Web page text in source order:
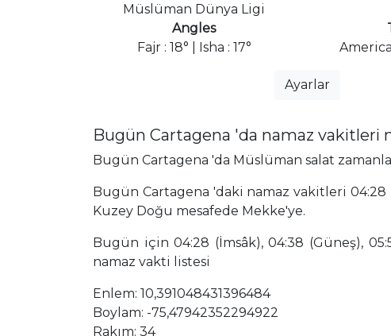
Müslüman Dünya Ligi
Angles
Fajr : 18° | Isha : 17°
Ayarlar
Bugün Cartagena 'da namaz vakitleri
Bugün Cartagena 'da Müslüman salat
Bugün Cartagena 'daki namaz vakitleri 04:28
Kuzey Doğu mesafede Mekke'ye.
Bugün için 04:28 (İmsâk), 04:38 (Güneş),
namaz vakti listesi
Enlem: 10,391048431396484
Boylam: -75,47942352294922
Rakım: 34